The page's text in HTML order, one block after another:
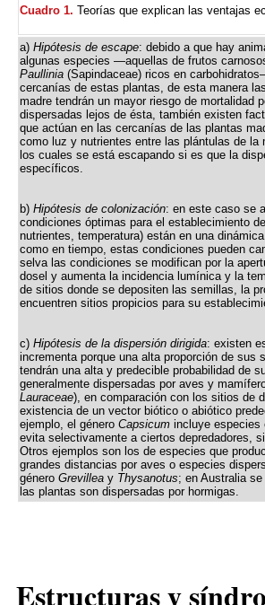
Cuadro 1. Teorías que explican las ventajas
a) Hipótesis de escape: debido a que hay
algunas especies —aquellas de frutos
Paullinia (Sapindaceae) ricos en
cercanías de estas plantas, de esta manera
madre tendrán un mayor riesgo de mortalidad
dispersadas lejos de ésta, también existen
que actúan en las cercanías de las plantas
como luz y nutrientes entre las plántulas de
los cuales se está escapando si es que la
específicos.
b) Hipótesis de colonización: en este caso se
condiciones óptimas para el establecimiento
nutrientes, temperatura) están en una
como en tiempo, estas condiciones pueden
selva las condiciones se modifican por la
dosel y aumenta la incidencia lumínica y la
de sitios donde se depositen las semillas, la
encuentren sitios propicios para su
c) Hipótesis de la dispersión dirigida: existen
incrementa porque una alta proporción de
tendrán una alta y predecible probabilidad de
generalmente dispersadas por aves y
Lauraceae), en comparación con los sitios de
existencia de un vector biótico o abiótico
ejemplo, el género Capsicum incluye especies
evita selectivamente a ciertos depredadores,
Otros ejemplos son los de especies que
grandes distancias por aves o especies
género Grevillea y Thysanotus; en Australia
las plantas son dispersadas por hormigas.
Estructuras y